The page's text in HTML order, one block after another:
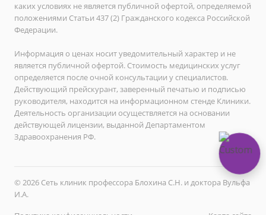
каких условиях не является публичной офертой, определяемой
положениями Статьи 437 (2) Гражданского кодекса Российской
Федерации.
Информация о ценах носит уведомительный характер и не
является публичной офертой. Стоимость медицинских услуг
определяется после очной консультации у специалистов.
Действующий прейскурант, заверенный печатью и подписью
руководителя, находится на информационном стенде Клиники.
Деятельность организации осуществляется на основании
действующей лицензии, выданной Департаментом
Здравоохранения РФ.
© 2026 Сеть клиник профессора Блохина С.Н. и доктора Вульфа
И.А.